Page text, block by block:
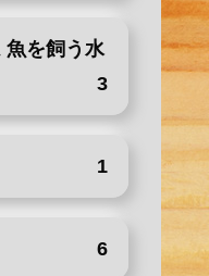
魚を飼う水
3
1
6